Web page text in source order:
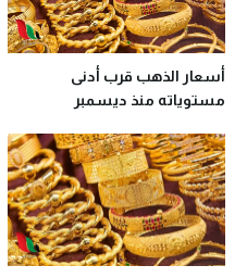
أسعار الذهب قرب أدنى
مستوياته منذ ديسمبر